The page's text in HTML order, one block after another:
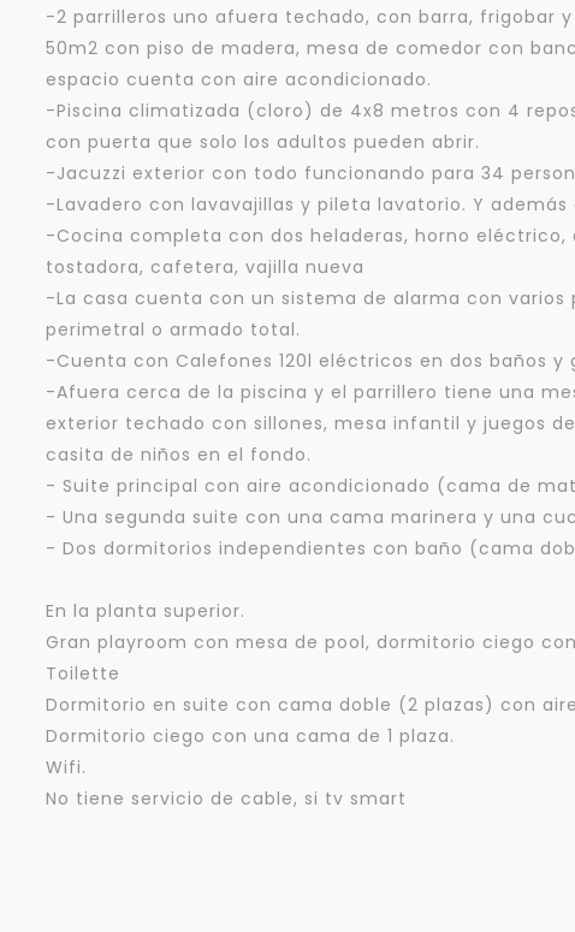
-2 parrilleros uno afuera techado, con barra, frigobar
50m2 con piso de madera, mesa de comedor con
espacio cuenta con aire acondicionado.
-Piscina climatizada (cloro) de 4x8 metros con 4
con puerta que solo los adultos pueden abrir.
-Jacuzzi exterior con todo funcionando para 34
-Lavadero con lavavajillas y pileta lavatorio. Y
-Cocina completa con dos heladeras, horno eléctrico,
tostadora, cafetera, vajilla nueva
-La casa cuenta con un sistema de alarma con varios
perimetral o armado total.
-Cuenta con Calefones 120l eléctricos en dos baños y
-Afuera cerca de la piscina y el parrillero tiene una
exterior techado con sillones, mesa infantil y juegos
casita de niños en el fondo.
- Suite principal con aire acondicionado (cama de
- Una segunda suite con una cama marinera y una
- Dos dormitorios independientes con baño (cama
En la planta superior.
Gran playroom con mesa de pool, dormitorio ciego
Toilette
Dormitorio en suite con cama doble (2 plazas) con
Dormitorio ciego con una cama de 1 plaza.
Wifi.
No tiene servicio de cable, si tv smart